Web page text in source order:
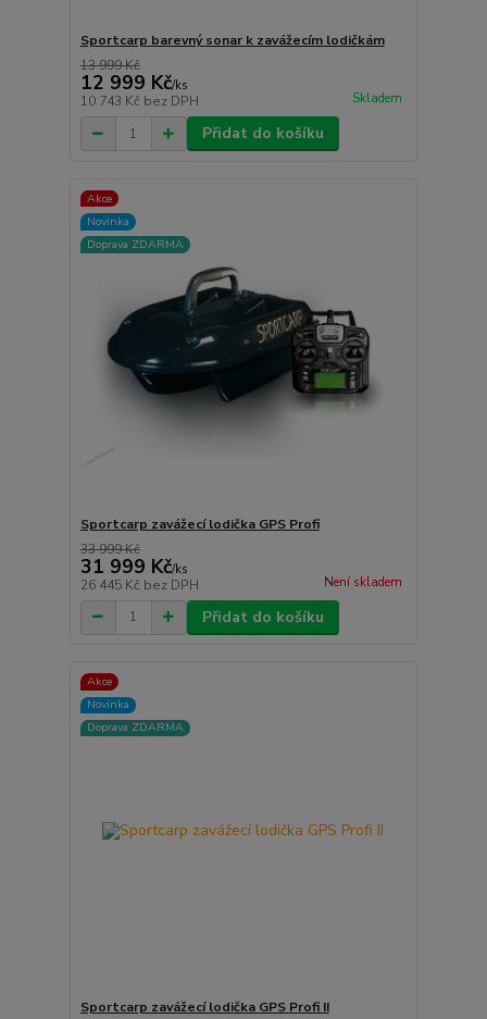
Sportcarp barevný sonar k zavážecím lodičkám
13 999 Kč
12 999 Kč/ks
10 743 Kč bez DPH Skladem
Přidat do košíku
Akce
Novinka
Doprava ZDARMA
Sportcarp zavážecí lodička GPS Profi
33 999 Kč
31 999 Kč/ks
26 445 Kč bez DPH Není skladem
Přidat do košíku
Akce
Novinka
Doprava ZDARMA
Sportcarp zavážecí lodička GPS Profi II